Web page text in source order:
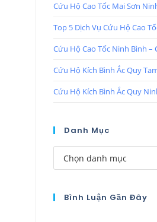
Cứu Hộ Cao Tốc Mai Sơn
Top 5 Dịch Vụ Cứu Hộ Cao
Cứu Hộ Cao Tốc Ninh Bình –
Cứu Hộ Kích Bình Ắc Quy
Cứu Hộ Kích Bình Ắc Quy
Danh Mục
Bình Luận Gần Đây